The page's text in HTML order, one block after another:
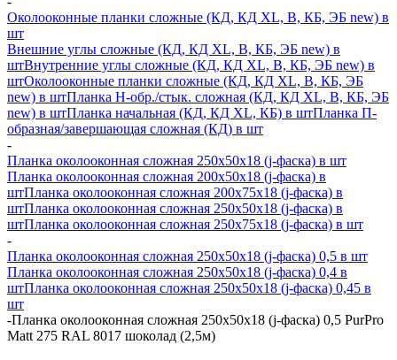
Околооконные планки сложные (КД, КД XL, В, КБ, ЭБ new) в
шт
Внешние углы сложные (КД, КД XL, В, КБ, ЭБ new) в
штВнутренние углы сложные (КД, КД XL, В, КБ, ЭБ new) в
штОколооконные планки сложные (КД, КД XL, В, КБ, ЭБ
new) в штПланка H-обр./стык. сложная (КД, КД XL, В, КБ, ЭБ
new) в штПланка начальная (КД, КД XL, КБ) в штПланка П-
образная/завершающая сложная (КД) в шт
-
Планка околооконная сложная 250х50х18 (j-фаска) в шт
Планка околооконная сложная 200х50х18 (j-фаска) в
штПланка околооконная сложная 200х75х18 (j-фаска) в
штПланка околооконная сложная 250х50х18 (j-фаска) в
штПланка околооконная сложная 250х75х18 (j-фаска) в шт
-
Планка околооконная сложная 250х50х18 (j-фаска) 0,5 в шт
Планка околооконная сложная 250х50х18 (j-фаска) 0,4 в
штПланка околооконная сложная 250х50х18 (j-фаска) 0,45 в
шт
-Планка околооконная сложная 250х50х18 (j-фаска) 0,5 PurPro
Matt 275 RAL 8017 шоколад (2,5м)